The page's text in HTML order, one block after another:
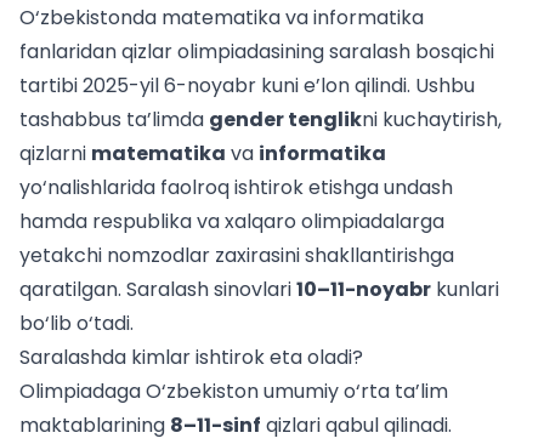
O‘zbekistonda matematika va informatika
fanlaridan qizlar olimpiadasining saralash bosqichi
tartibi 2025-yil 6-noyabr kuni e’lon qilindi. Ushbu
tashabbus ta’limda gender tenglikni kuchaytirish,
qizlarni matematika va informatika
yo‘nalishlarida faolroq ishtirok etishga undash
hamda respublika va xalqaro olimpiadalarga
yetakchi nomzodlar zaxirasini shakllantirishga
qaratilgan. Saralash sinovlari10–11-noyabr kunlari
bo‘lib o‘tadi.
Saralashda kimlar ishtirok eta oladi?
Olimpiadaga O‘zbekiston umumiy o‘rta ta’lim
maktablarining 8–11-sinf qizlari qabul qilinadi.